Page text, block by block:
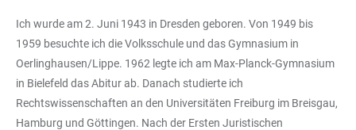
Ich wurde am 2. Juni 1943 in Dresden geboren. Von 1949 bis
1959 besuchte ich die Volksschule und das Gymnasium in
Oerlinghausen/Lippe. 1962 legte ich am Max-Planck-Gymnasium
in Bielefeld das Abitur ab. Danach studierte ich
Rechtswissenschaften an den Universitäten Freiburg im Breisgau,
Hamburg und Göttingen. Nach der Ersten Juristischen